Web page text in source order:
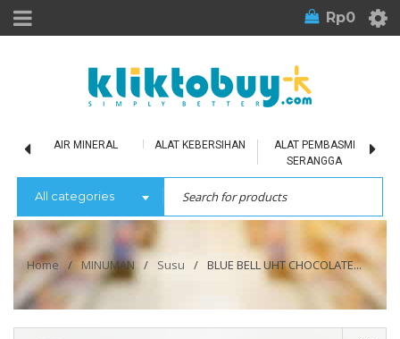
Rp0
AIR MINERAL ALAT KEBERSIHAN
ALAT PEMBASMI
SERANGGA
All categories
Home / MINUMAN / Susu / BLUE BELL UHT CHOCOLATE...